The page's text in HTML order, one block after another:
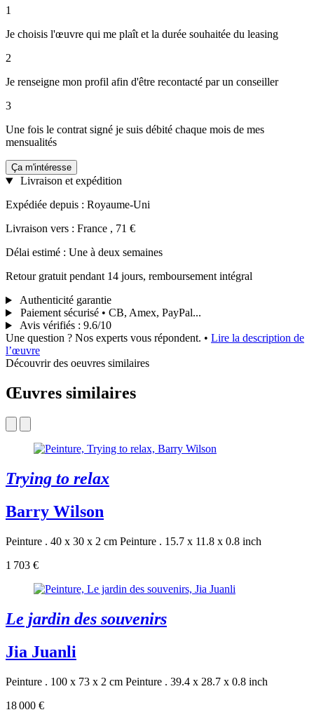
1
Je choisis l'œuvre qui me plaît et la durée souhaitée du leasing
2
Je renseigne mon profil afin d'être recontacté par un conseiller
3
Une fois le contrat signé je suis débité chaque mois de mes
mensualités
Ça m'intéresse
Livraison et expédition
Expédiée depuis : Royaume-Uni
Livraison vers : France , 71 €
Délai estimé : Une à deux semaines
Retour gratuit pendant 14 jours, remboursement intégral
Authenticité garantie
Paiement sécurisé • CB, Amex, PayPal...
Avis vérifiés : 9.6/10
Une question ? Nos experts vous répondent. • Lire la description de
l’œuvre
Découvrir des oeuvres similaires
Œuvres similaires
Trying to relax
Barry Wilson
Peinture . 40 x 30 x 2 cm Peinture . 15.7 x 11.8 x 0.8 inch
1 703 €
Le jardin des souvenirs
Jia Juanli
Peinture . 100 x 73 x 2 cm Peinture . 39.4 x 28.7 x 0.8 inch
18 000 €